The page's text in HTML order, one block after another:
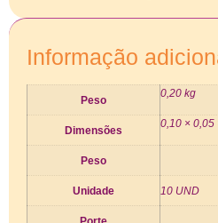
Informação
Peso
0,20 kg
Dimensões
0,10 × 0,05
Peso
Unidade 10 UND
Porte